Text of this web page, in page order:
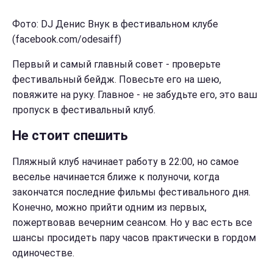
Фото: DJ Денис Внук в фестивальном клубе
(facebook.com/odesaiff)
Первый и самый главный совет - проверьте
фестивальный бейдж. Повесьте его на шею,
повяжите на руку. Главное - не забудьте его, это ваш
пропуск в фестивальный клуб.
Не стоит спешить
Пляжный клуб начинает работу в 22:00, но самое
веселье начинается ближе к полуночи, когда
закончатся последние фильмы фестивального дня.
Конечно, можно прийти одним из первых,
пожертвовав вечерним сеансом. Но у вас есть все
шансы просидеть пару часов практически в гордом
одиночестве.